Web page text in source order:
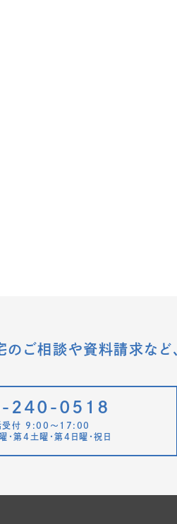
のご相談や資料請求など、
240-0518
受付 9:00〜17:00
・第4土曜・第4日曜・祝日